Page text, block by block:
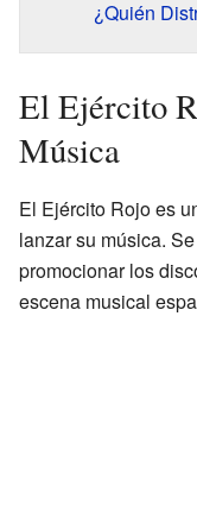
¿Quién
El Ejército
Música
El Ejército Rojo es
lanzar su música.
promocionar los
escena musical